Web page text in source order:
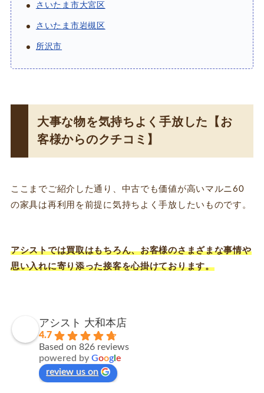
さいたま市大宮区
さいたま市岩槻区
所沢市
大事な物を気持ちよく手放した【お
客様からのクチコミ】
ここまでご紹介した通り、中古でも価値が高いマルニ60
の家具は再利用を前提に気持ちよく手放したいものです。
アシストでは買取はもちろん、お客様のさまざまな事情や
思い入れに寄り添った接客を心掛けております。
アシスト 大和本店
4.7
Based on 826 reviews
powered by Google
review us on